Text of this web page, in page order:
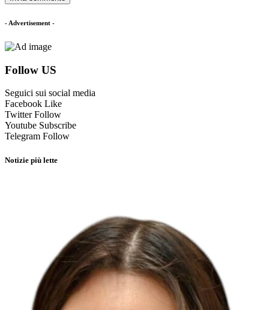
- Advertisement -
Follow US
Seguici sui social media
Facebook Like
Twitter Follow
Youtube Subscribe
Telegram Follow
Notizie più lette